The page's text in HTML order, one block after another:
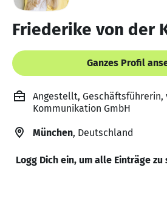
Friederike von der
Ganzes Profil
Angestellt, Geschäftsführerin,
Kommunikation GmbH
München, Deutschland
Logg Dich ein, um alle Einträge zu